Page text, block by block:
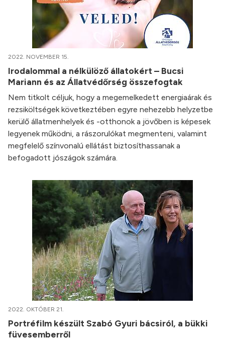
2022. NOVEMBER 15.
Irodalommal a nélkülöző állatokért – Bucsi
Mariann és az Állatvédőrség összefogtak
Nem titkolt céljuk, hogy a megemelkedett energiaárak és
rezsiköltségek következtében egyre nehezebb helyzetbe
kerülő állatmenhelyek és -otthonok a jövőben is képesek
legyenek működni, a rászorulókat megmenteni, valamint
megfelelő színvonalú ellátást biztosíthassanak a
befogadott jószágok számára.
2022. OKTÓBER 21.
Portréfilm készült Szabó Gyuri bácsiról, a bükki
füvesemberről